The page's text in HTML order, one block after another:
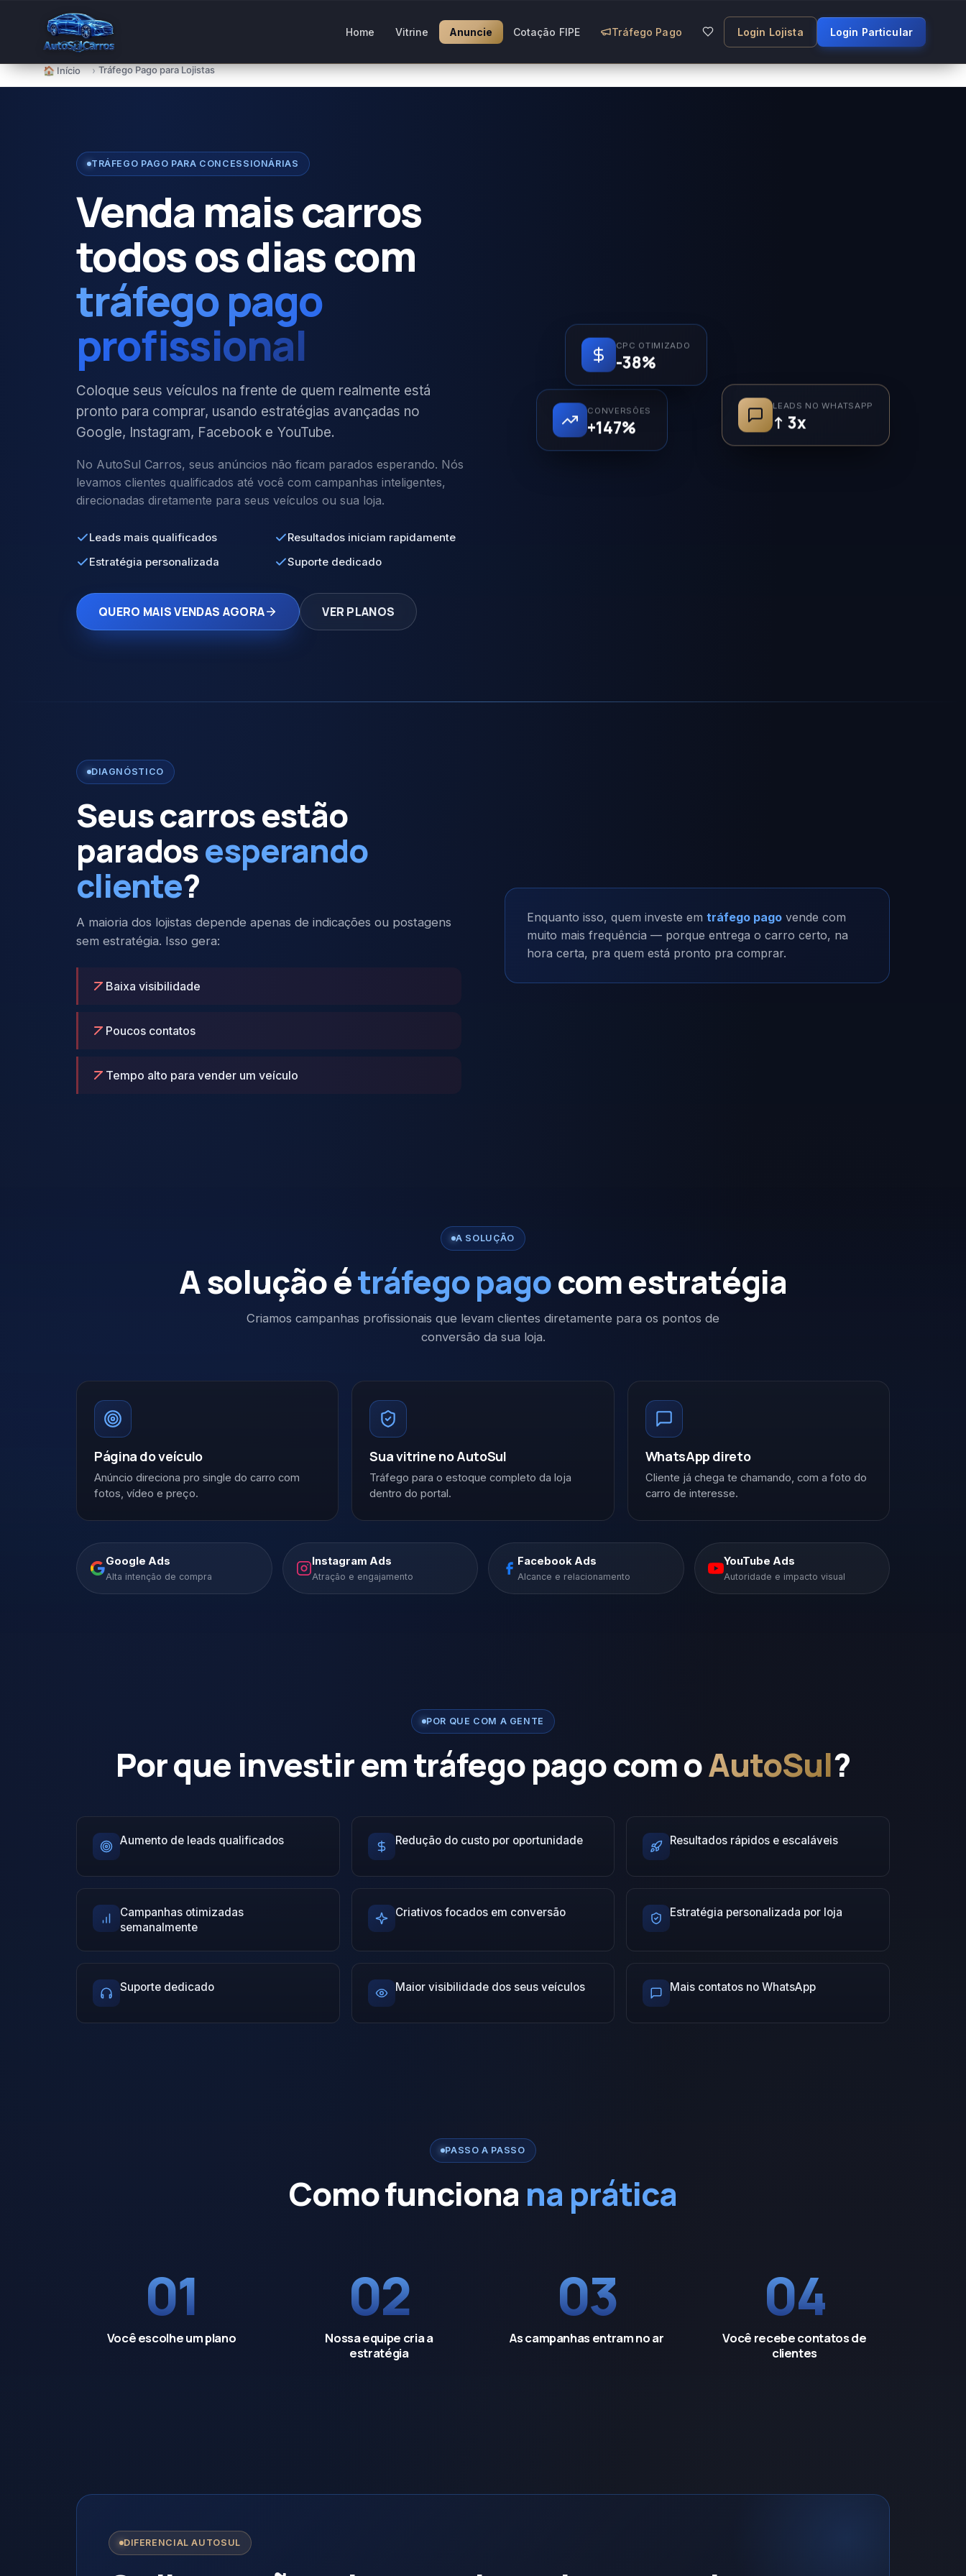
Home Vitrine Anuncie Cotação FIPE Tráfego Pago Login Lojista Login Particular
🏠 Início › Tráfego Pago para Lojistas
conteúdo
TRÁFEGO PAGO PARA CONCESSIONÁRIAS
Venda mais carros
todos os dias com
tráfego pago
profissional
Coloque seus veículos na frente de quem realmente está
pronto para comprar, usando estratégias avançadas no
Google, Instagram, Facebook e YouTube.
No AutoSul Carros, seus anúncios não ficam parados esperando. Nós
levamos clientes qualificados até você com campanhas inteligentes,
direcionadas diretamente para seus veículos ou sua loja.
Leads mais qualificados
Resultados iniciam rapidamente
Estratégia personalizada
Suporte dedicado
QUERO MAIS VENDAS AGORA VER PLANOS
CONVERSÕES
+147%
LEADS NO WHATSAPP
↑ 3x
CPC OTIMIZADO
-38%
DIAGNÓSTICO
Seus carros estão
paradosesperando
cliente?
A maioria dos lojistas depende apenas de indicações ou postagens
sem estratégia. Isso gera:
Baixa visibilidade
Poucos contatos
Tempo alto para vender um veículo
Enquanto isso, quem investe em tráfego pago vende com
muito mais frequência — porque entrega o carro certo, na
hora certa, pra quem está pronto pra comprar.
A SOLUÇÃO
A solução étráfego pagocom estratégia
Criamos campanhas profissionais que levam clientes diretamente para os pontos de
conversão da sua loja.
Página do veículo
Anúncio direciona pro single do carro com
fotos, vídeo e preço.
Sua vitrine no AutoSul
Tráfego para o estoque completo da loja
dentro do portal.
WhatsApp direto
Cliente já chega te chamando, com a foto do
carro de interesse.
Google Ads
Alta intenção de compra
Instagram Ads
Atração e engajamento
Facebook Ads
Alcance e relacionamento
YouTube Ads
Autoridade e impacto visual
POR QUE COM A GENTE
Por que investir em tráfego pago com oAutoSul?
Aumento de leads qualificados Redução do custo por oportunidade Resultados rápidos e escaláveis
Campanhas otimizadas
semanalmente
Criativos focados em conversão Estratégia personalizada por loja
Suporte dedicado Maior visibilidade dos seus veículos Mais contatos no WhatsApp
PASSO A PASSO
Como funciona na prática
01
Você escolhe um plano
02
Nossa equipe cria a
estratégia
03
As campanhas entram no ar
04
Você recebe contatos de
clientes
DIFERENCIAL AUTOSUL